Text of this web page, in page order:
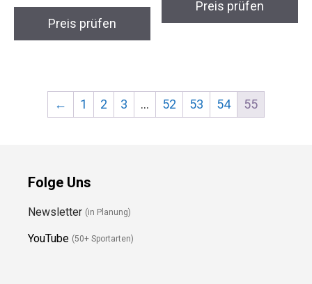
Preis prüfen
Preis prüfen
← 1 2 3 … 52 53 54 55
Folge Uns
Newsletter (in Planung)
YouTube (50+ Sportarten)